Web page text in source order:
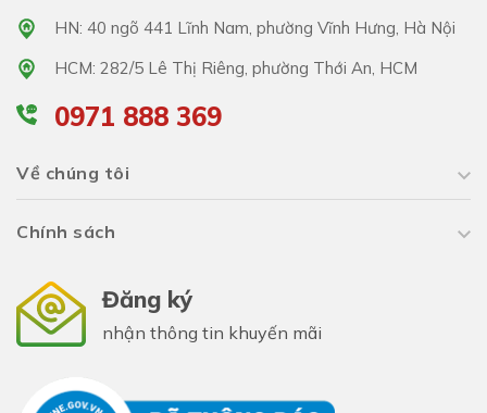
HN: 40 ngõ 441 Lĩnh Nam, phường Vĩnh Hưng, Hà Nội
HCM: 282/5 Lê Thị Riêng, phường Thới An, HCM
0971 888 369
Về chúng tôi
Chính sách
Đăng ký
nhận thông tin khuyến mãi